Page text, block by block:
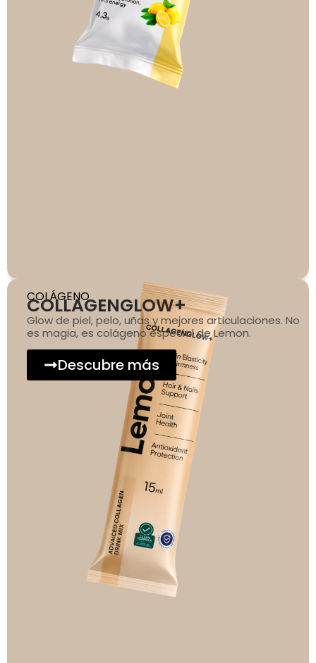
COLÁGENO
COLLAGENGLOW+
Glow de piel, pelo, uñas y mejores articulaciones. No
es magia, es colágeno especial de Lemon.
Descubre más